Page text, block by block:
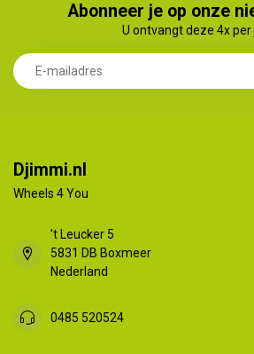
Abonneer je op onze
U ontvangt deze 4x per
Djimmi.nl
Wheels 4 You
't Leucker 5
5831 DB Boxmeer
Nederland
0485 520524